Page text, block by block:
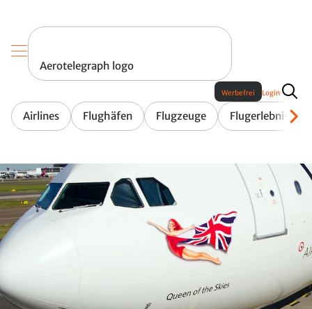
Aerotelegraph logo
Airlines Flughäfen Flugzeuge Flugerlebnis
Werbefrei Login